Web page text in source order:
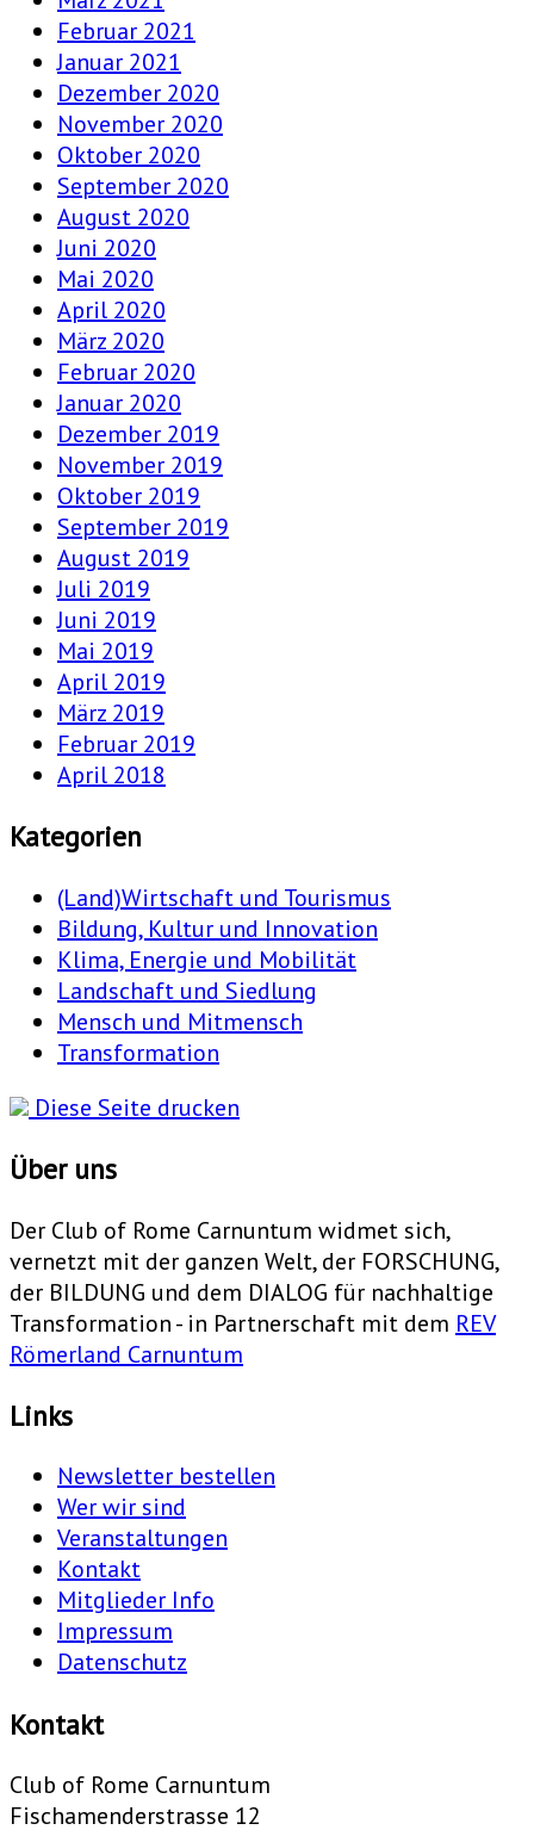
Februar 2021
Januar 2021
Dezember 2020
November 2020
Oktober 2020
September 2020
August 2020
Juni 2020
Mai 2020
April 2020
März 2020
Februar 2020
Januar 2020
Dezember 2019
November 2019
Oktober 2019
September 2019
August 2019
Juli 2019
Juni 2019
Mai 2019
April 2019
März 2019
Februar 2019
April 2018
Kategorien
(Land)Wirtschaft und Tourismus
Bildung, Kultur und Innovation
Klima, Energie und Mobilität
Landschaft und Siedlung
Mensch und Mitmensch
Transformation
Diese Seite drucken
Über uns
Der Club of Rome Carnuntum widmet sich,
vernetzt mit der ganzen Welt, der FORSCHUNG,
der BILDUNG und dem DIALOG für nachhaltige
Transformation - in Partnerschaft mit dem REV
Römerland Carnuntum
Links
Newsletter bestellen
Wer wir sind
Veranstaltungen
Kontakt
Mitglieder Info
Impressum
Datenschutz
Kontakt
Club of Rome Carnuntum
Fischamenderstrasse 12